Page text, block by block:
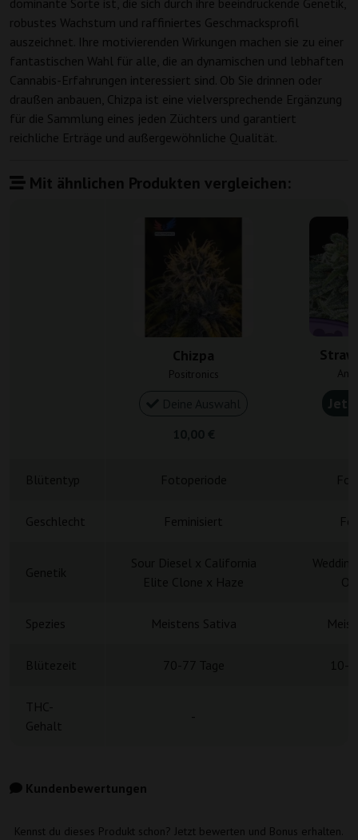
dominante Sorte ist, die sich durch ihre beeindruckende Genetik,
robustes Wachstum und raffiniertes Geschmacksprofil
auszeichnet. Ihre motivierenden Wirkungen machen sie zu einer
fantastischen Wahl für alle, die an dynamischen und lebhaften
Cannabis-Erfahrungen interessiert sind. Ob Sie drinnen oder
draußen anbauen, Chizpa ist eine vielversprechende Ergänzung
für die Sammlung eines jeden Züchters und garantiert
reichliche Erträge und außergewöhnliche Qualität.
Mit ähnlichen Produkten vergleichen:
Chizpa
Positronics
Geschlecht Feminisiert
Spezies Meistens Sativa
THC-
Gehalt
-
Kundenbewertungen
Kennst du dieses Produkt schon? Jetzt bewerten und Bonus erhalten.